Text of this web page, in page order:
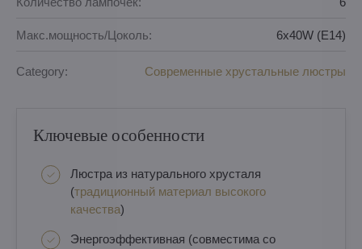
Макс.мощность/Цоколь: 6x40W (E14)
Category: Современные хрустальные люстры
Ключевые особенности
Люстра из натурального хрусталя
(традиционный материал высокого
качества)
Энергоэффективная (совместима со